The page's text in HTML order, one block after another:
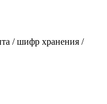
/ шифр хранения /